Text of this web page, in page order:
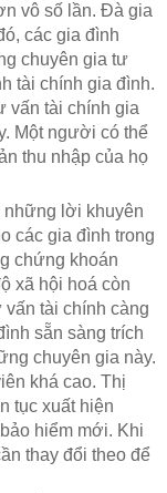
vô số lần. Đà gia
các gia đình
chuyên gia tư
tài chính gia đình.
vấn tài chính gia
Một người có thể
thu nhập của họ
những lời khuyên
các gia đình trong
chứng khoán
xã hội hoá còn
tài chính càng
sẵn sàng trích
chuyên gia này.
khá cao. Thị
tục xuất hiện
hiểm mới. Khi
thay đổi theo để